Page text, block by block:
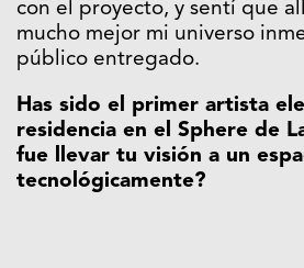
con el proyecto, y sentí que
mucho mejor mi universo
público entregado.
Has sido el primer artista
residencia en el Sphere de
fue llevar tu visión a un
tecnológicamente?